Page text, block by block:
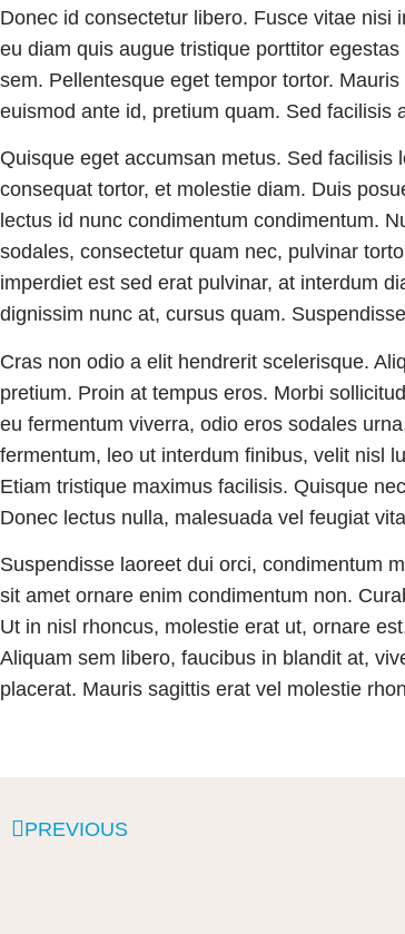
Donec id consectetur libero. Fusce vitae nisi
eu diam quis augue tristique porttitor
sem. Pellentesque eget tempor tortor.
euismod ante id, pretium quam. Sed facilisis
Quisque eget accumsan metus. Sed
consequat tortor, et molestie diam. Duis
lectus id nunc condimentum condimentum.
sodales, consectetur quam nec, pulvinar
imperdiet est sed erat pulvinar, at interdum
dignissim nunc at, cursus quam.
Cras non odio a elit hendrerit scelerisque.
pretium. Proin at tempus eros. Morbi
eu fermentum viverra, odio eros sodales
fermentum, leo ut interdum finibus, velit nisl
Etiam tristique maximus facilisis. Quisque
Donec lectus nulla, malesuada vel feugiat
Suspendisse laoreet dui orci, condimentum
sit amet ornare enim condimentum non.
Ut in nisl rhoncus, molestie erat ut, ornare
Aliquam sem libero, faucibus in blandit at,
placerat. Mauris sagittis erat vel molestie
PREVIOUS